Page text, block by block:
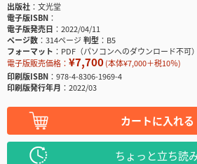
出版社
文光堂
電子版ISBN
電子版発売日
2022/04/11
ページ数
314ページ判型
B5
フォーマット
PDF（パソコンへのダウンロード不可）
電子版販売価格： ¥7,700(本体¥7,000＋税10％)
印刷版ISBN
978-4-8306-1969-4
印刷版発行年月
2022/03
カートに入れる
ちょっと立ち読